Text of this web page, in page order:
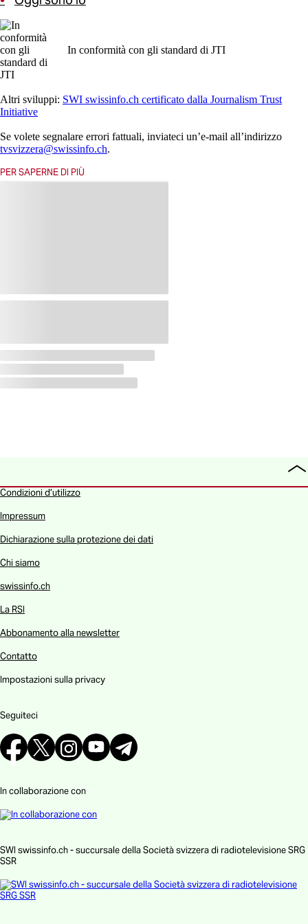
In conformità con gli standard di JTI
Altri sviluppi: SWI swissinfo.ch certificato dalla Journalism Trust
Initiative
Se volete segnalare errori fattuali, inviateci un’e-mail all’indirizzo
tvsvizzera@swissinfo.ch.
PER SAPERNE DI PIÙ
Seguiteci
In collaborazione con
Condizioni d’utilizzo
Impressum
Dichiarazione sulla protezione dei dati
Chi siamo
swissinfo.ch
La RSI
Abbonamento alla newsletter
Contatto
Impostazioni sulla privacy
SWI swissinfo.ch - succursale della Società svizzera di radiotelevisione SRG
SSR